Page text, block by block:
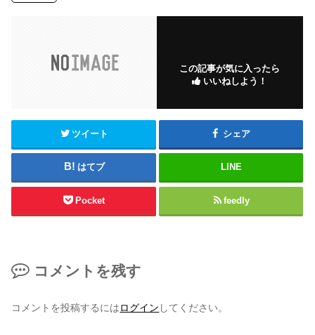
この記事が気に入ったら
いいねしよう！
ツイート シェア
はてブ LINE
Pocket feedly
コメントを残す
コメントを投稿するにはログイン してください。